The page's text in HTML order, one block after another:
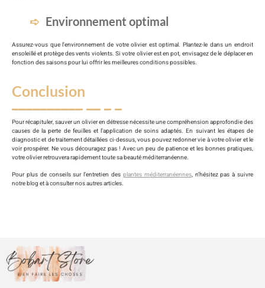
Environnement optimal
Assurez-vous que l’environnement de votre olivier est optimal. Plantez-le dans un endroit
ensoleillé et protège des vents violents. Si votre olivier est en pot, envisagez de le déplacer en
fonction des saisons pour lui offrir les meilleures conditions possibles.
Conclusion
Pour récapituler, sauver un olivier en détresse nécessite une compréhension approfondie des
causes de la perte de feuilles et l’application de soins adaptés. En suivant les étapes de
diagnostic et de traitement détaillées ci-dessus, vous pouvez redonner vie à votre olivier et le
voir prospérer. Ne vous découragez pas ! Avec un peu de patience et les bonnes pratiques,
votre olivier retrouvera rapidement toute sa beauté méditerranéenne.
Pour plus de conseils sur l’entretien des plantes méditerranéennes, n’hésitez pas à suivre
notre blog et à consulter nos autres articles.